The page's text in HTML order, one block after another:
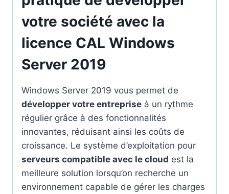
votre société avec la
licence CAL Windows
Server 2019
Windows Server 2019 vous permet de
développer votre entreprise à un rythme
régulier grâce à des fonctionnalités
innovantes, réduisant ainsi les coûts de
croissance. Le système d’exploitation pour
serveurs compatible avec le cloud est la
meilleure solution lorsqu’on recherche un
environnement capable de gérer les charges